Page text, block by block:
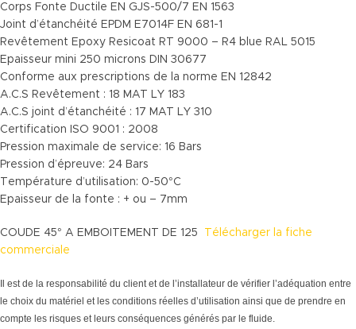
Corps Fonte Ductile EN GJS-500/7 EN 1563
Joint d’étanchéité EPDM E7014F EN 681-1
Revêtement Epoxy Resicoat RT 9000 – R4 blue RAL 5015
Epaisseur mini 250 microns DIN 30677
Conforme aux prescriptions de la norme EN 12842
A.C.S Revêtement : 18 MAT LY 183
A.C.S joint d’étanchéité : 17 MAT LY 310
Certification ISO 9001 : 2008
Pression maximale de service: 16 Bars
Pression d’épreuve: 24 Bars
Température d’utilisation: 0-50°C
Epaisseur de la fonte : + ou – 7mm
COUDE 45° A EMBOITEMENT DE 125 Télécharger la fiche
commerciale
Il est de la responsabilité du client et de l’installateur de vérifier l’adéquation entre
le choix du matériel et les conditions réelles d’utilisation ainsi que de prendre en
compte les risques et leurs conséquences générés par le fluide.